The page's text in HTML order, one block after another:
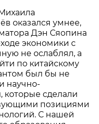
оказался умнее,
Дэн Сяопина
экономики с
не ослаблял, а
по китайскому
был бы не
научно-
которые сделали
позициями
С нашей